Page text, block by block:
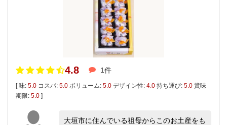
4.8 1件
[ 味: 5.0 コスパ: 5.0 ボリューム: 5.0 デザイン性: 4.0 持ち運び: 5.0 賞味
期限: 5.0 ]
大垣市に住んでいる祖母からこのお土産をも